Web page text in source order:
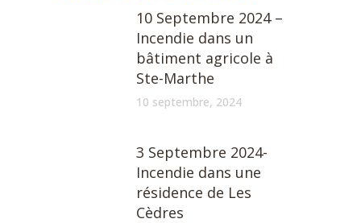
10 Septembre 2024 –
Incendie dans un
bâtiment agricole à
Ste-Marthe
10 septembre, 2024
3 Septembre 2024-
Incendie dans une
résidence de Les
Cèdres